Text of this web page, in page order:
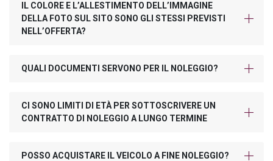
IL COLORE E L’ALLESTIMENTO DELL’IMMAGINE
DELLA FOTO SUL SITO SONO GLI STESSI PREVISTI
NELL’OFFERTA?
QUALI DOCUMENTI SERVONO PER IL NOLEGGIO?
CI SONO LIMITI DI ETÀ PER SOTTOSCRIVERE UN
CONTRATTO DI NOLEGGIO A LUNGO TERMINE
POSSO ACQUISTARE IL VEICOLO A FINE NOLEGGIO?